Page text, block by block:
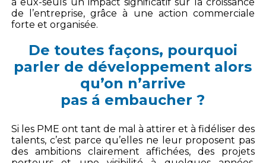
à eux-seuls un impact significatif sur la croissance
de l’entreprise, grâce à une action commerciale
forte et organisée.
De toutes façons, pourquoi
parler de développement alors
qu’on n’arrive
pas á embaucher ?
Si les PME ont tant de mal à attirer et à fidéliser des
talents, c’est parce qu’elles ne leur proposent pas
des ambitions clairement affichées, des projets